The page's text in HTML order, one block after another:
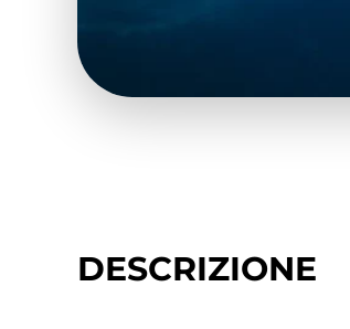
DESCRIZIONE